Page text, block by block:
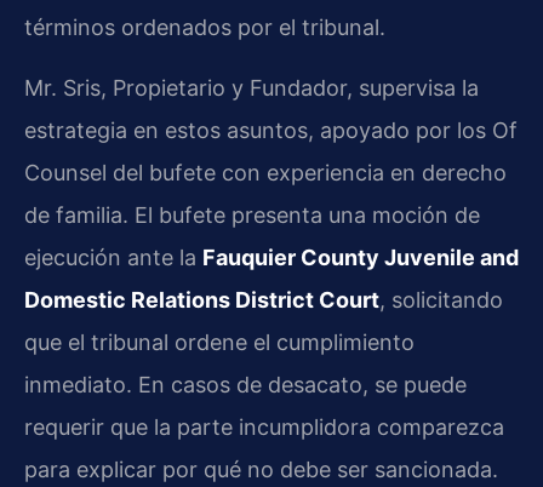
términos ordenados por el tribunal.
Mr. Sris, Propietario y Fundador, supervisa la
estrategia en estos asuntos, apoyado por los Of
Counsel del bufete con experiencia en derecho
de familia. El bufete presenta una moción de
ejecución ante la Fauquier County Juvenile and
Domestic Relations District Court, solicitando
que el tribunal ordene el cumplimiento
inmediato. En casos de desacato, se puede
requerir que la parte incumplidora comparezca
para explicar por qué no debe ser sancionada.